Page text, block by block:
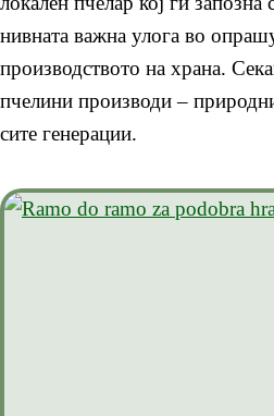
нивната важна улога во
производството на храна.
пчелини производи –
сите генерации.